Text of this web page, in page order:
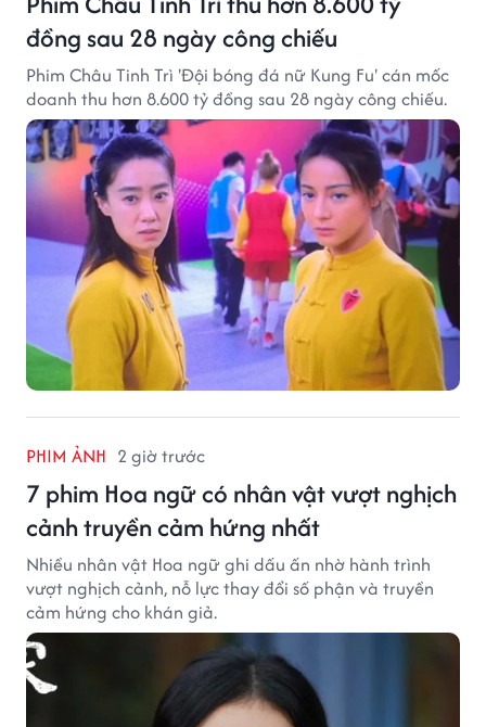
đồng sau 28 ngày công chiếu
Phim Châu Tinh Trì 'Đội bóng đá nữ Kung Fu' cán mốc
doanh thu hơn 8.600 tỷ đồng sau 28 ngày công chiếu.
PHIM ẢNH 2 giờ trước
7 phim Hoa ngữ có nhân vật vượt nghịch
cảnh truyền cảm hứng nhất
Nhiều nhân vật Hoa ngữ ghi dấu ấn nhờ hành trình
vượt nghịch cảnh, nỗ lực thay đổi số phận và truyền
cảm hứng cho khán giả.